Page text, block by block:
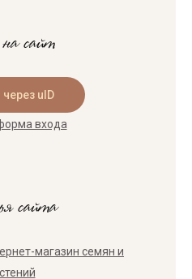
сайт
через uID
входа
сайта
магазин семян и